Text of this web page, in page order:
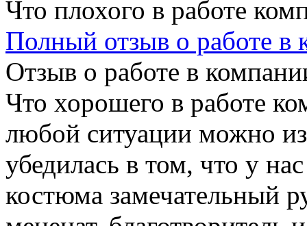
Что плохого в работе
Полный отзыв о работе в
Отзыв о работе в
Что хорошего в работе
любой ситуации можно
убедилась в том, что у
костюма замечательный